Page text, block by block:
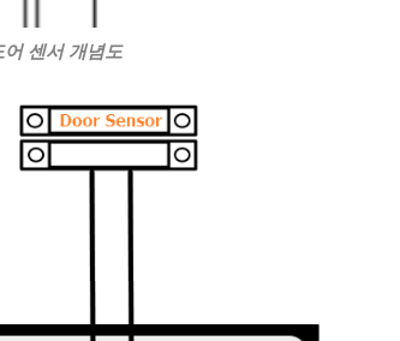
센서 개념도